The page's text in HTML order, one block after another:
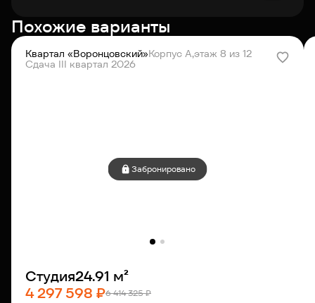
Похожие варианты
Квартал «Воронцовский»Корпус А,этаж 8 из 12
Сдача III квартал 2026
Забронировано
Студия24.91 м²
4 297 598 ₽6 414 325 ₽